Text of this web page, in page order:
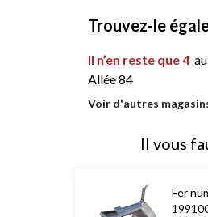
Trouvez-le
Il n’en reste que 4
Allée 84
Voir d'autres
Il vous
Fer